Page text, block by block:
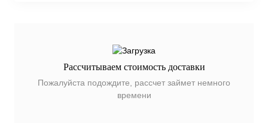
Рассчитываем стоимость доставки
Пожалуйста подождите, рассчет займет немного
времени